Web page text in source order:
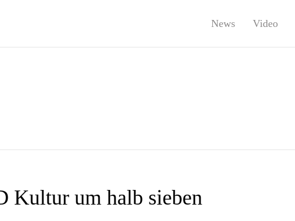
News Video
um halb sieben